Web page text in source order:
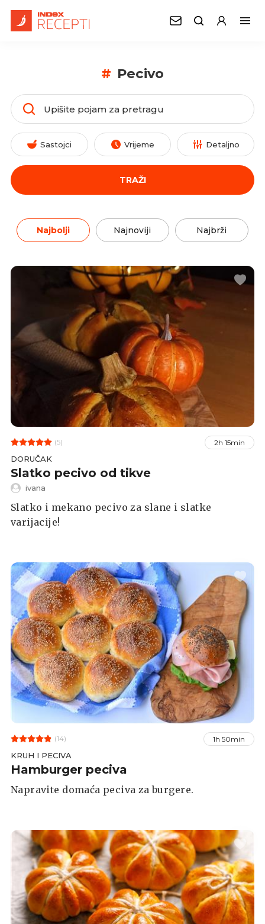
# Pecivo
Sastojci Vrijeme Detaljno
TRAŽI
Najbolji Najnoviji Najbrži
(5) 2h 15min
DORUČAK
Slatko pecivo od tikve
ivana
Slatko i mekano pecivo za slane i slatke
varijacije!
(14) 1h 50min
KRUH I PECIVA
Hamburger peciva
Napravite domaća peciva za burgere.